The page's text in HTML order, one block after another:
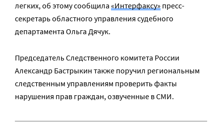
легких, об этому сообщила «Интерфаксу» пресс-
секретарь областного управления судебного
департамента Ольга Дячук.
Председатель Следственного комитета России
Александр Бастрыкин также поручил региональным
следственным управлениям проверить факты
нарушения прав граждан, озвученные в СМИ.